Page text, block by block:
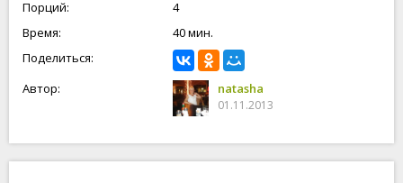
Порций:
4
Время:
40 мин.
Поделиться:
Автор:
natasha
01.11.2013